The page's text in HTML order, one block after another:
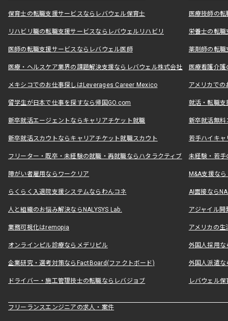
保育士の転職支援サービスならレバウェル保育士 医療技師の
リハビリ職の転職支援サービスならレバウェルリハビリ 栄養士の転
医師の転職支援サービスならレバウェル医師 薬剤師の転
医療・ヘルスケア業界の課題解決支援ならレバウェル株式会社 医療看護介
メキシコでのお仕事探しはLeverages Career Mexico アメリカで
留学生が日本で仕事を探すなら帰国GO.com 就活・転職
新卒就活エージェントならキャリアチケット就職 新卒就活無料
新卒就活スカウトならキャリアチケット就職スカウト 若手ハイキ
フリーター・既卒・未経験の就職・再就職ならハタラクティブ 未経験・若手
障がい者雇用ならワークリア M&A支援な
らくらく入退院支援システムならわんコネ AI面接なら
人と組織のお悩み解決ならNALYSYS Lab. アジャイル
業務可視化はremopia アメリカの
オンラインピル診療ならメデリピル 外国人採用
企業研究・選考対策ならFactBoard(ファクトボード) 外国人派遣な
ドライバー・施工管理技士の転職ならレバジョブ レバウェル
フリーランスエンジニアの求人・案件